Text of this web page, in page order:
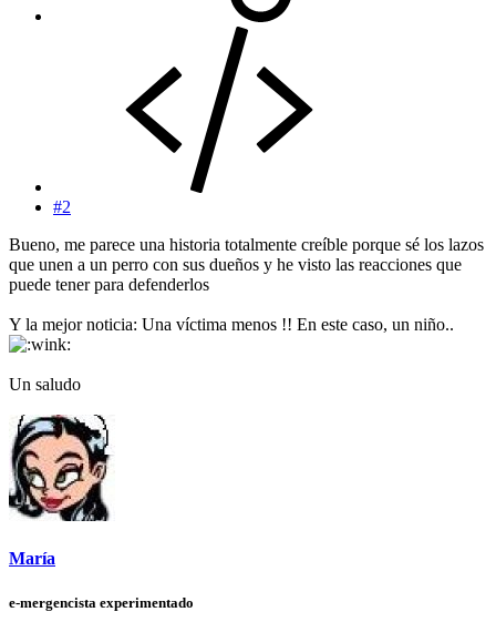
#2
Bueno, me parece una historia totalmente creíble porque sé los lazos
que unen a un perro con sus dueños y he visto las reacciones que
puede tener para defenderlos
Y la mejor noticia: Una víctima menos !! En este caso, un niño..
Un saludo
María
e-mergencista experimentado